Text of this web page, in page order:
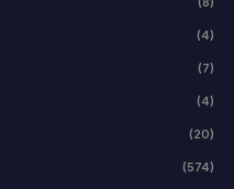
(4)
(7)
(4)
(20)
(574)